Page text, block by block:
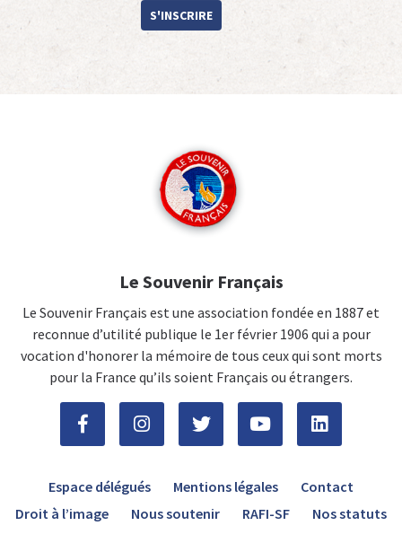
S'INSCRIRE
Le Souvenir Français
Le Souvenir Français est une association fondée en 1887 et
reconnue d’utilité publique le 1er février 1906 qui a pour
vocation d'honorer la mémoire de tous ceux qui sont morts
pour la France qu’ils soient Français ou étrangers.
Espace délégués Mentions légales
Contact
Droit à l’image
Nous soutenir RAFI-SF Nos statuts